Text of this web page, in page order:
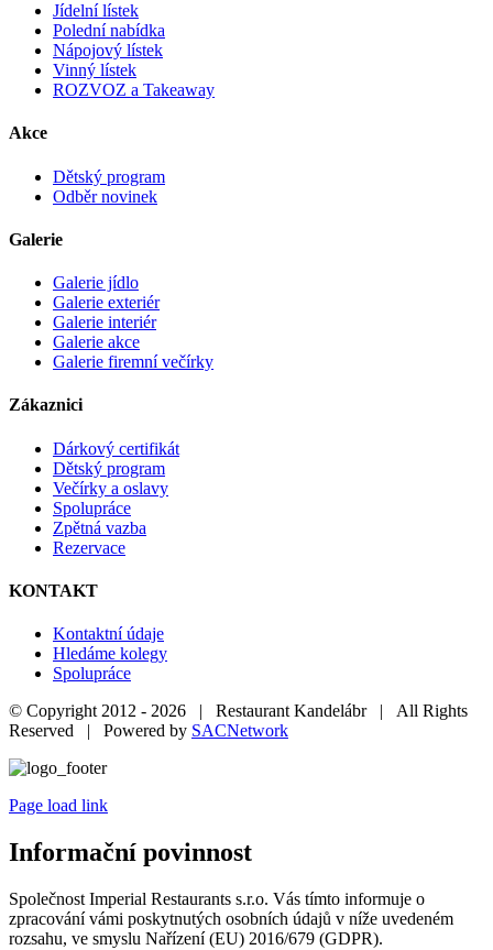
Jídelní lístek
Polední nabídka
Nápojový lístek
Vinný lístek
ROZVOZ a Takeaway
Akce
Dětský program
Odběr novinek
Galerie
Galerie jídlo
Galerie exteriér
Galerie interiér
Galerie akce
Galerie firemní večírky
Zákaznici
Dárkový certifikát
Dětský program
Večírky a oslavy
Spolupráce
Zpětná vazba
Rezervace
KONTAKT
Kontaktní údaje
Hledáme kolegy
Spolupráce
© Copyright 2012 - 2026 | Restaurant Kandelábr | All Rights
Reserved | Powered by SACNetwork
Page load link
Informační povinnost
Společnost Imperial Restaurants s.r.o. Vás tímto informuje o
zpracování vámi poskytnutých osobních údajů v níže uvedeném
rozsahu, ve smyslu Nařízení (EU) 2016/679 (GDPR).